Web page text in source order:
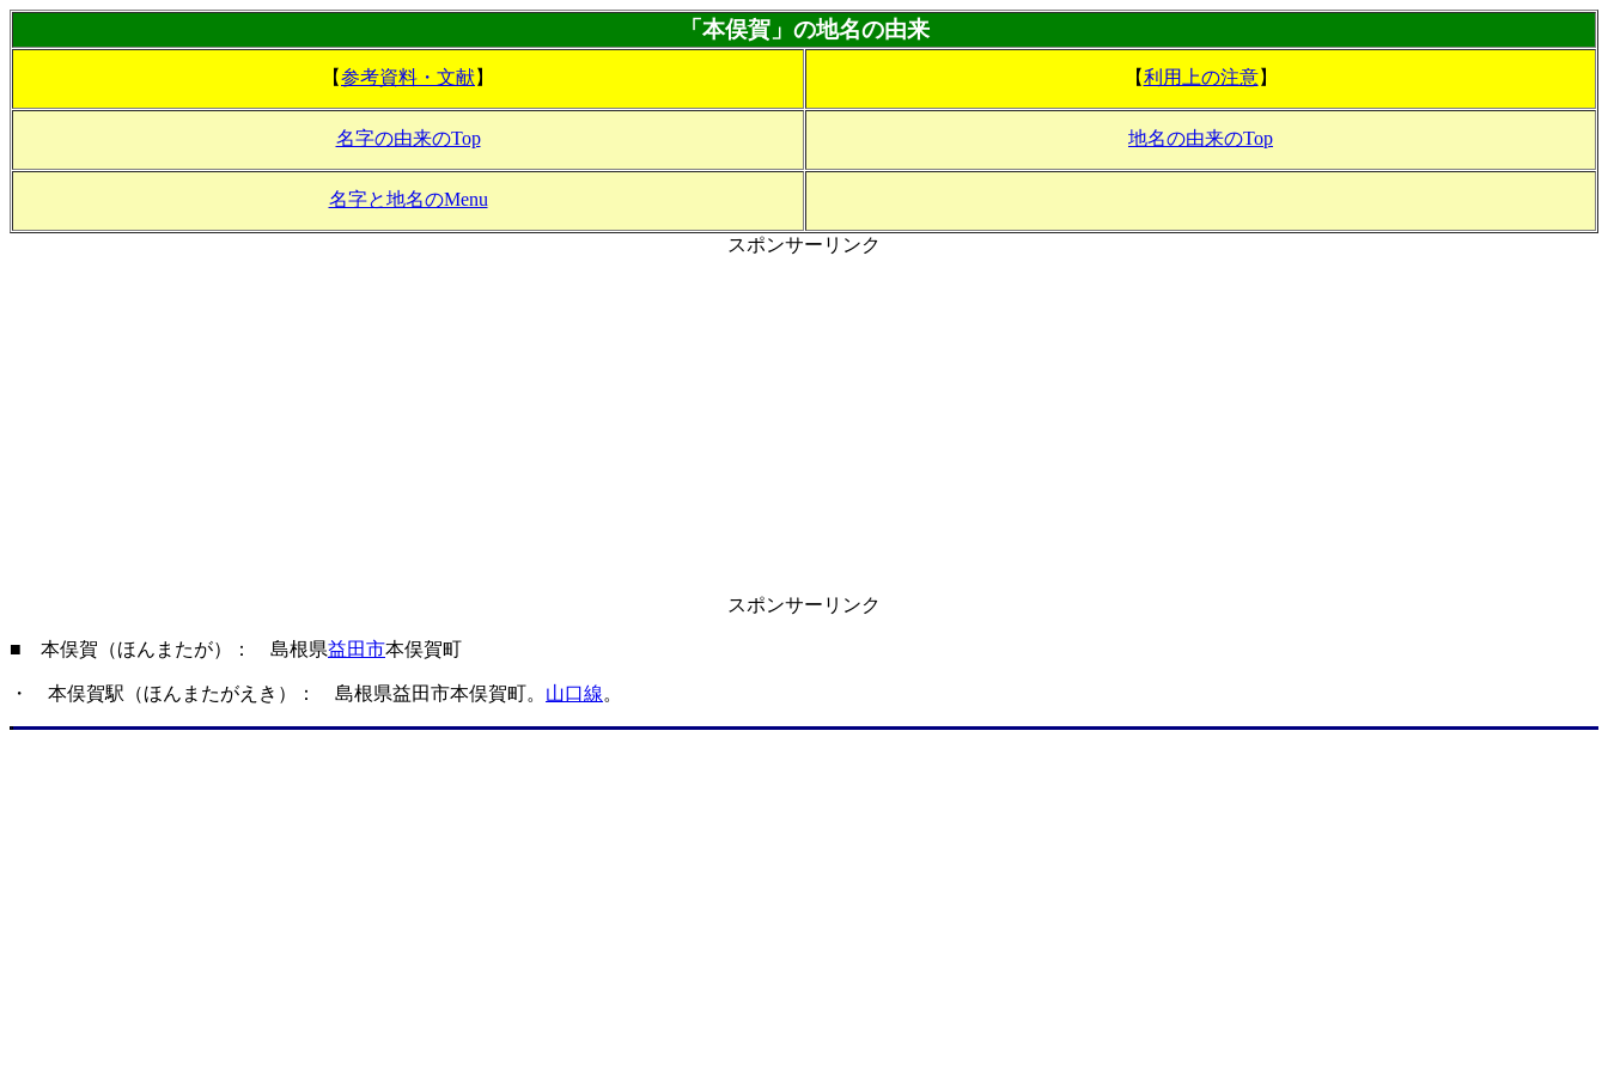
「本俣賀」の地名の由来
【参考資料・文献】 【利用上の注意】
名字の由来のTop 地名の由来のTop
名字と地名のMenu
スポンサーリンク
スポンサーリンク
■ 本俣賀（ほんまたが）： 島根県益田市本俣賀町
・ 本俣賀駅（ほんまたがえき）： 島根県益田市本俣賀町。 山口線。